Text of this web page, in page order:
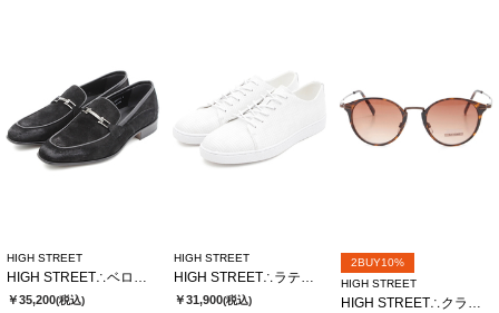
HIGH STREET
HIGH STREET∴ベロア型押しビットローファー
￥35,200(税込)
HIGH STREET
HIGH STREET∴ラティスエンボスドレススニーカー
￥31,900(税込)
2BUY10%
HIGH STREET
HIGH STREET∴クラシックボストンガタサングラス